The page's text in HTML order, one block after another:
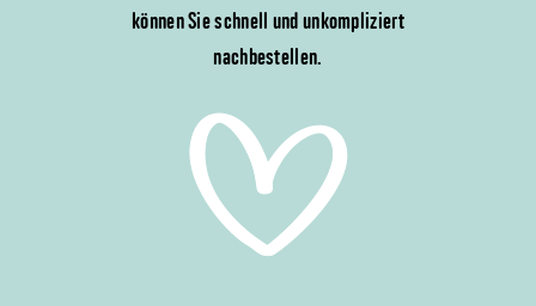
können Sie schnell und unkompliziert
nachbestellen.